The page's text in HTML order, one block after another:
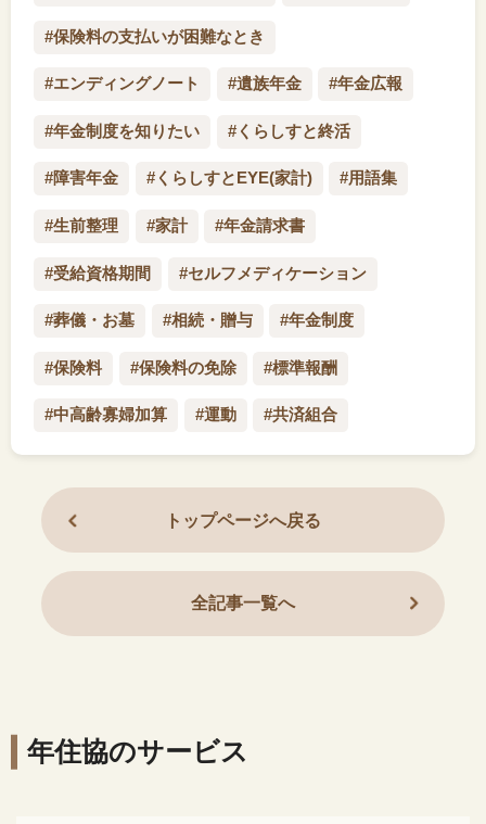
#保険料の支払いが困難なとき
#エンディングノート #遺族年金 #年金広報
#年金制度を知りたい #くらしすと終活
#障害年金 #くらしすとEYE(家計) #用語集
#生前整理 #家計 #年金請求書
#受給資格期間 #セルフメディケーション
#葬儀・お墓 #相続・贈与 #年金制度
#保険料 #保険料の免除 #標準報酬
#中高齢寡婦加算 #運動 #共済組合
トップページへ戻る
全記事一覧へ
年住協のサービス